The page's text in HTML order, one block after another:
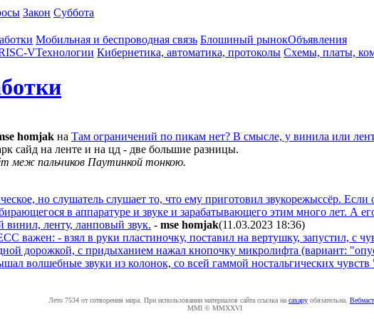
Закон Суббота
Мобильная и беспроводная связь Блошиный рынокОбъявления
VТехнологии Кибернетика, автоматика, протоколы Схемы, платы,
homjak на Там ограничений по пикам нет? В смысле, у винила или
сайд на ленте и на цд - две большие разницы.
меж пальчиков Паутинкой тонкою.
но слушатель слушает то, что ему приготовил звукорежыссёр.
в аппаратуре и звуке и зарабатывающего этим много лет. А
винил, ленту, ланповый звук. - mse homjak(11.03.2023 18:36)
важен: - взял в руки пластиночку, поставил на вертушку, запустил, с
дорожкой, с придыханием нажал кнопочку микролифта (вариант:
волшебные звуки из колонок, со всей гаммой ностальгических чувств
Лето 7534 от сотворения мира. При использовании материалов сайта ссылка на caxapу обязательна.
MMI © MMXXVI